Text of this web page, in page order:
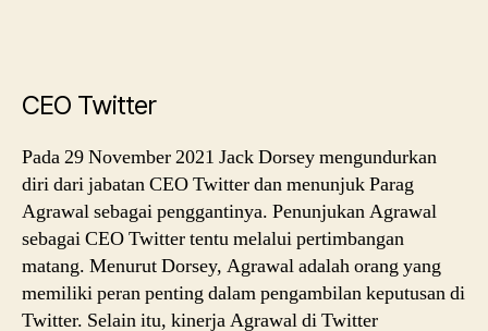
CEO Twitter
Pada 29 November 2021 Jack Dorsey mengundurkan
diri dari jabatan CEO Twitter dan menunjuk Parag
Agrawal sebagai penggantinya. Penunjukan Agrawal
sebagai CEO Twitter tentu melalui pertimbangan
matang. Menurut Dorsey, Agrawal adalah orang yang
memiliki peran penting dalam pengambilan keputusan di
Twitter. Selain itu, kinerja Agrawal di Twitter